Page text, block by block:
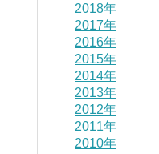
2018年
2017年
2016年
2015年
2014年
2013年
2012年
2011年
2010年